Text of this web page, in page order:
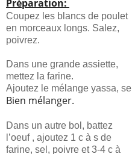
Préparation:
Coupez les blancs de poulet
en morceaux longs. Salez,
poivrez.
Dans une grande assiette,
mettez la farine.
Ajoutez le mélange yassa,
Bien mélanger.
Dans un autre bol, battez
l’oeuf , ajoutez 1 c à s de
farine, sel, poivre et 3-4 c à